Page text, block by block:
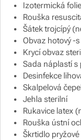
Izotermická
Rouška
Šátek trojcípý
Obvaz hotový -
Krycí obvaz
Sada náplastí s
Desinfekce
Skalpelová
Jehla sterilní
Rukavice latex
Rouška ústní
Škrtidlo